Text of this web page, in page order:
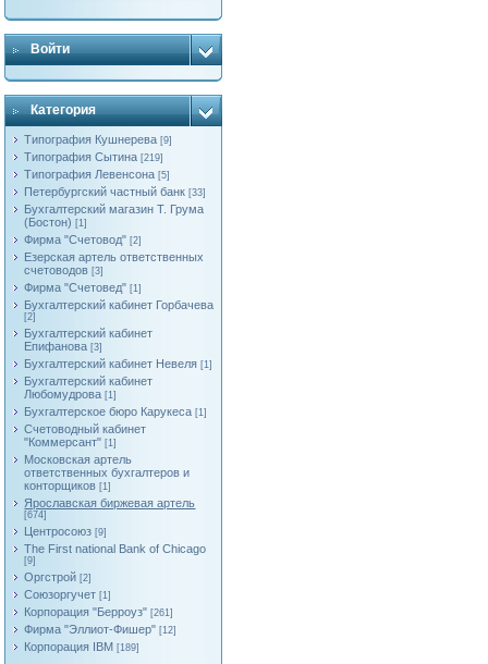
Войти
Категория
Типография Кушнерева [9]
Типография Сытина [219]
Типография Левенсона [5]
Петербургский частный банк [33]
Бухгалтерский магазин Т. Грума
(Бостон) [1]
Фирма "Счетовод" [2]
Езерская артель ответственных
счетоводов [3]
Фирма "Счетовед" [1]
Бухгалтерский кабинет Горбачева
[2]
Бухгалтерский кабинет
Епифанова [3]
Бухгалтерский кабинет Невеля [1]
Бухгалтерский кабинет
Любомудрова [1]
Бухгалтерское бюро Карукеса [1]
Счетоводный кабинет
"Коммерсант" [1]
Московская артель
ответственных бухгалтеров и
конторщиков [1]
Яроcлавская биржевая артель
[674]
Центросоюз [9]
The First national Bank of Chicago
[9]
Оргстрой [2]
Союзоргучет [1]
Корпорация "Берроуз" [261]
Фирма "Эллиот-Фишер" [12]
Корпорация IBM [189]